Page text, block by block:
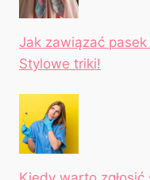
Jak zawiązać pasek
Stylowe triki!